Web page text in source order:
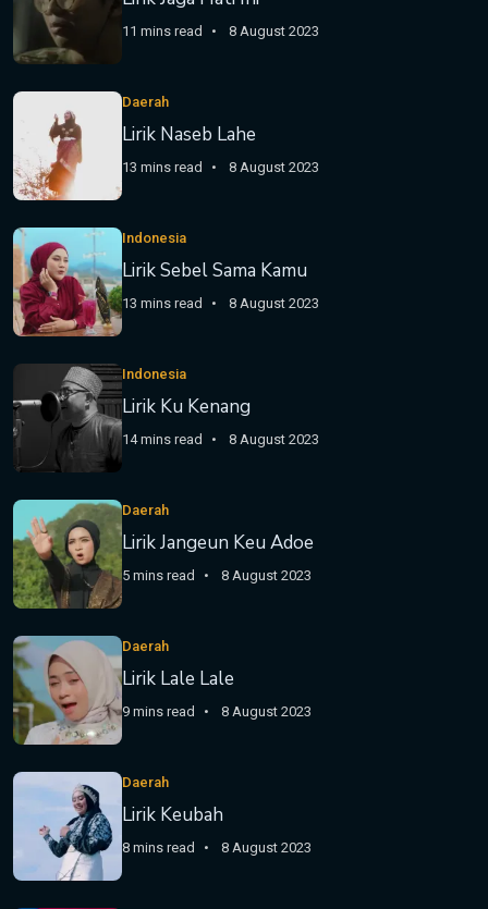
11 mins read 8 August 2023
Daerah
Lirik Naseb Lahe
13 mins read 8 August 2023
Indonesia
Lirik Sebel Sama Kamu
13 mins read 8 August 2023
Indonesia
Lirik Ku Kenang
14 mins read 8 August 2023
Daerah
Lirik Jangeun Keu Adoe
5 mins read 8 August 2023
Daerah
Lirik Lale Lale
9 mins read 8 August 2023
Daerah
Lirik Keubah
8 mins read 8 August 2023